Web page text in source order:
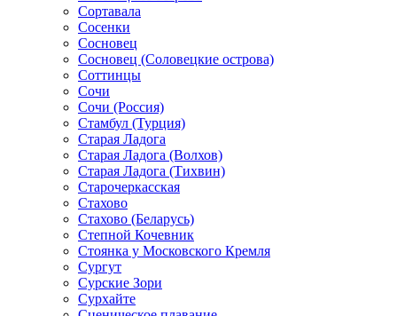
Сортавала
Сосенки
Сосновец
Сосновец (Соловецкие острова)
Соттинцы
Сочи
Сочи (Россия)
Стамбул (Турция)
Старая Ладога
Старая Ладога (Волхов)
Старая Ладога (Тихвин)
Старочеркасская
Стахово
Стахово (Беларусь)
Степной Кочевник
Стоянка у Московского Кремля
Сургут
Сурские Зори
Сурхайте